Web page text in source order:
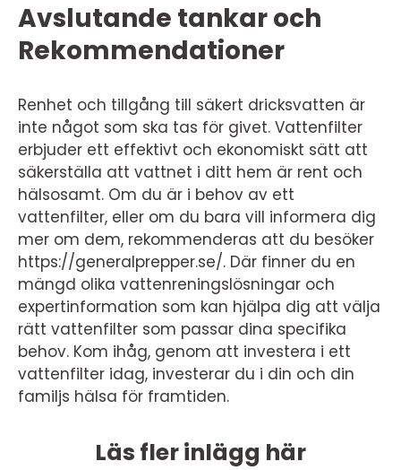
Avslutande tankar och
Rekommendationer
Renhet och tillgång till säkert dricksvatten är
inte något som ska tas för givet. Vattenfilter
erbjuder ett effektivt och ekonomiskt sätt att
säkerställa att vattnet i ditt hem är rent och
hälsosamt. Om du är i behov av ett
vattenfilter, eller om du bara vill informera dig
mer om dem, rekommenderas att du besöker
https://generalprepper.se/. Där finner du en
mängd olika vattenreningslösningar och
expertinformation som kan hjälpa dig att välja
rätt vattenfilter som passar dina specifika
behov. Kom ihåg, genom att investera i ett
vattenfilter idag, investerar du i din och din
familjs hälsa för framtiden.
Läs fler inlägg här